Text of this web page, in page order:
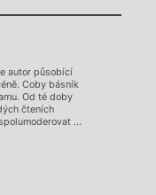
autor působící
Coby básník
Od té doby
čteních
...